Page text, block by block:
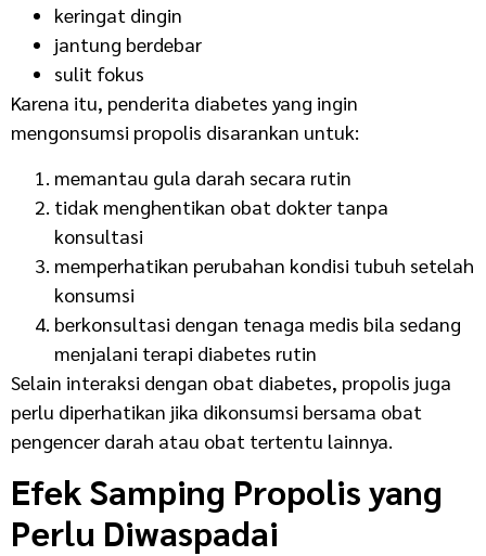
keringat dingin
jantung berdebar
sulit fokus
Karena itu, penderita diabetes yang ingin
mengonsumsi propolis disarankan untuk:
memantau gula darah secara rutin
tidak menghentikan obat dokter tanpa
konsultasi
memperhatikan perubahan kondisi tubuh setelah
konsumsi
berkonsultasi dengan tenaga medis bila sedang
menjalani terapi diabetes rutin
Selain interaksi dengan obat diabetes, propolis juga
perlu diperhatikan jika dikonsumsi bersama obat
pengencer darah atau obat tertentu lainnya.
Efek Samping Propolis yang
Perlu Diwaspadai